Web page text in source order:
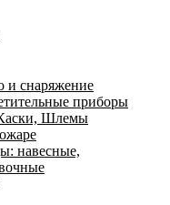
и снаряжение
приборы
Шлемы
навесные,